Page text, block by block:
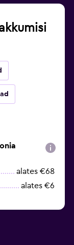
alates €68
alates €6